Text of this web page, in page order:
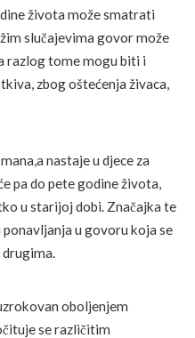
života može smatrati
slučajevima govor može
razlog tome mogu biti i
zbog oštećenja živaca,
nastaje u djece za
pa do pete godine života,
u starijoj dobi. Značajka te
u govoru koja se
oboljenjem
se različitim